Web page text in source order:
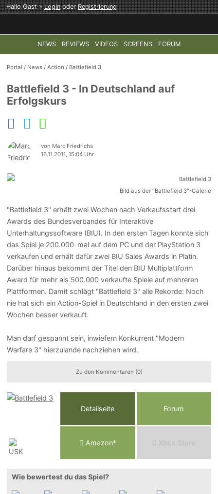
Hallo Gast »LoginoderRegistrierung
NEWS REVIEWS VIDEOS SCREENS FORUM
TOP-THEMEN: COD: MODERN WARFARE 4 HALO:
Portal / News /Action / Battlefield 3
Battlefield 3 - In Deutschland auf
Erfolgskurs
von Marc Friedrichs
16.11.2011, 15:04 Uhr
Bild aus der "Battlefield 3"-Galerie
"Battlefield 3" erhält zwei Wochen nach Verkaufsstart drei
Awards des Bundesverbandes für Interaktive
Unterhaltungssoftware (BIU). In den ersten Tagen konnte sich
das Spiel je 200.000-mal auf dem PC und der PlayStation 3
verkaufen und erhält dafür zwei BIU Sales Awards in Platin.
Darüber hinaus bekommt der Titel den BIU Multiplattform
Award für mehr als 500.000 verkaufte Spiele auf mehreren
Plattformen. Damit schlägt "Battlefield 3" alle Rekorde: Noch
nie hat sich ein Action-Spiel in Deutschland in den ersten zwei
Wochen besser verkauft.
Man darf gespannt sein, inwiefern Konkurrent "Modern
Warfare 3" hierzulande nachziehen wird.
Zu den Kommentaren (0)
Detailseite Forum
Amazon* Xbox Store
Wie bewertest du das Spiel?